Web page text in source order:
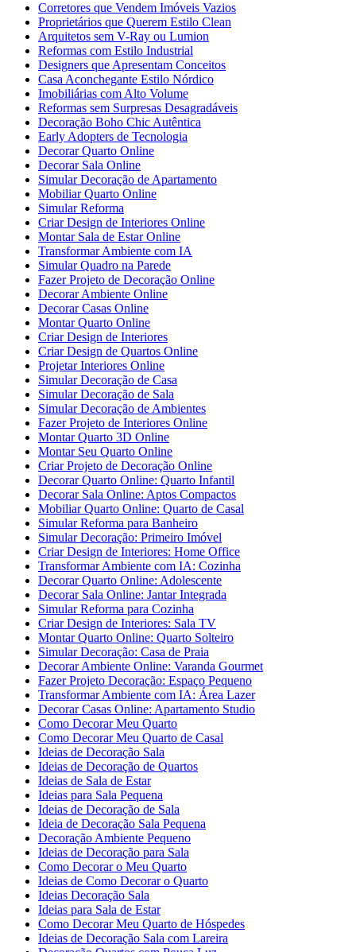
Corretores que Vendem Imóveis Vazios
Proprietários que Querem Estilo Clean
Arquitetos sem V-Ray ou Lumion
Reformas com Estilo Industrial
Designers que Apresentam Conceitos
Casa Aconchegante Estilo Nórdico
Imobiliárias com Alto Volume
Reformas sem Surpresas Desagradáveis
Decoração Boho Chic Autêntica
Early Adopters de Tecnologia
Decorar Quarto Online
Decorar Sala Online
Simular Decoração de Apartamento
Mobiliar Quarto Online
Simular Reforma
Criar Design de Interiores Online
Montar Sala de Estar Online
Transformar Ambiente com IA
Simular Quadro na Parede
Fazer Projeto de Decoração Online
Decorar Ambiente Online
Decorar Casas Online
Montar Quarto Online
Criar Design de Interiores
Criar Design de Quartos Online
Projetar Interiores Online
Simular Decoração de Casa
Simular Decoração de Sala
Simular Decoração de Ambientes
Fazer Projeto de Interiores Online
Montar Quarto 3D Online
Montar Seu Quarto Online
Criar Projeto de Decoração Online
Decorar Quarto Online: Quarto Infantil
Decorar Sala Online: Aptos Compactos
Mobiliar Quarto Online: Quarto de Casal
Simular Reforma para Banheiro
Simular Decoração: Primeiro Imóvel
Criar Design de Interiores: Home Office
Transformar Ambiente com IA: Cozinha
Decorar Quarto Online: Adolescente
Decorar Sala Online: Jantar Integrada
Simular Reforma para Cozinha
Criar Design de Interiores: Sala TV
Montar Quarto Online: Quarto Solteiro
Simular Decoração: Casa de Praia
Decorar Ambiente Online: Varanda Gourmet
Fazer Projeto Decoração: Espaço Pequeno
Transformar Ambiente com IA: Área Lazer
Decorar Casas Online: Apartamento Studio
Como Decorar Meu Quarto
Como Decorar Meu Quarto de Casal
Ideias de Decoração Sala
Ideias de Decoração de Quartos
Ideias de Sala de Estar
Ideias para Sala Pequena
Ideias de Decoração de Sala
Ideia de Decoração Sala Pequena
Decoração Ambiente Pequeno
Ideias de Decoração para Sala
Como Decorar o Meu Quarto
Ideias de Como Decorar o Quarto
Ideias Decoração Sala
Ideias para Sala de Estar
Como Decorar Meu Quarto de Hóspedes
Ideias de Decoração Sala com Lareira